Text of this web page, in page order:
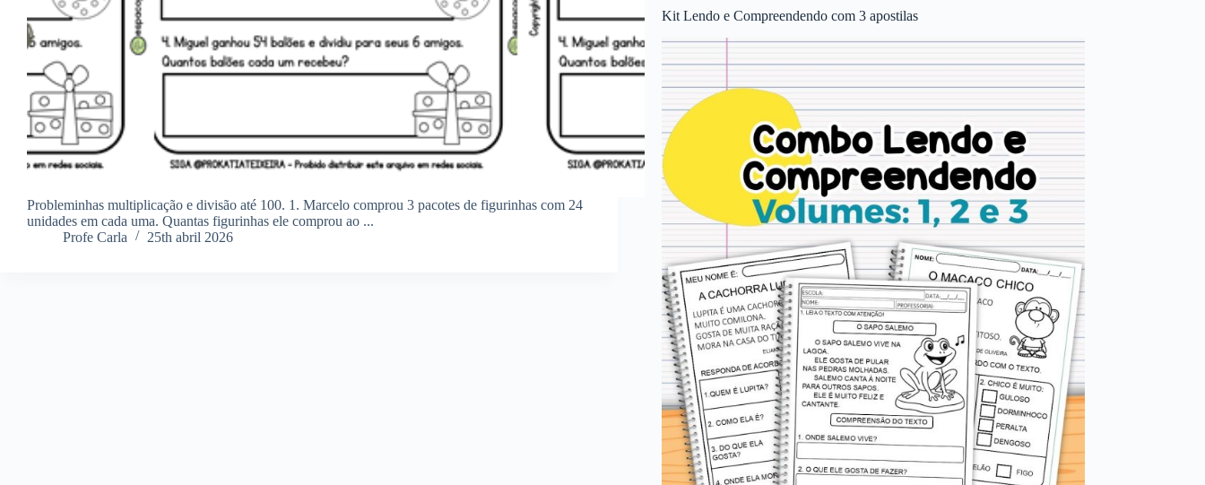
Probleminhas multiplicação e divisão até 100. 1. Marcelo comprou 3 pacotes de figurinhas com 24
unidades em cada uma. Quantas figurinhas ele comprou ao ...
Profe Carla
25th abril 2026
Kit Lendo e Compreendendo com 3 apostilas